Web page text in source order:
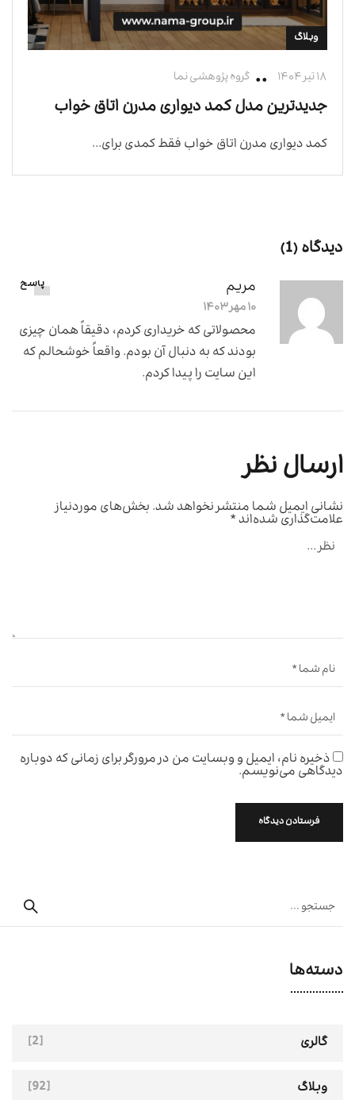
وبلاگ
۱۸ تیر ۱۴۰۴ گروه پژوهشی نما
جدیدترین مدل کمد دیواری مدرن اتاق خواب
کمد دیواری مدرن اتاق خواب فقط کمدی برای...
دیدگاه (1)
مریم
۱۰ مهر ۱۴۰۳
پاسخ
محصولاتی که خریداری کردم، دقیقاً همان چیزی
بودند که به دنبال آن بودم. واقعاً خوشحالم که
این سایت را پیدا کردم.
ارسال نظر
نشانی ایمیل شما منتشر نخواهد شد.بخش‌های موردنیاز
علامت‌گذاری شده‌اند*
ذخیره نام، ایمیل و وبسایت من در مرورگر برای زمانی که دوباره
دیدگاهی می‌نویسم.
دسته‌ها
گالری [2]
وبلاگ [92]